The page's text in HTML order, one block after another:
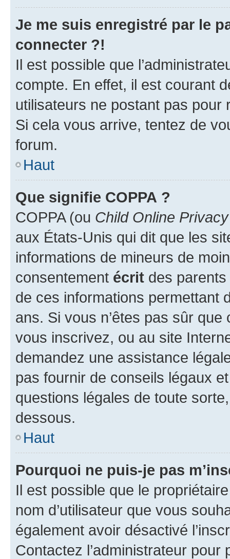
Je me suis enregistré par le
connecter ?!
Il est possible que
compte. En effet, il est courant
utilisateurs ne postant pas pour
Si cela vous arrive, tentez de
forum.
Haut
Que signifie COPPA ?
COPPA (ou Child Online
aux États-Unis qui dit que les
informations de mineurs de
consentement écrit des parents
de ces informations permettant
ans. Si vous n’êtes pas sûr
vous inscrivez, ou au site
demandez une assistance
pas fournir de conseils légaux
questions légales de toute
dessous.
Haut
Pourquoi ne puis-je pas
Il est possible que le
nom d’utilisateur que vous
également avoir désactivé
Contactez l’administrateur